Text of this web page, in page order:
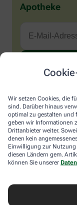
Wir setzen Cookies, die
sind. Darüber hinaus
optimal zu gestalten und
geben wir Informationen
Drittanbieter weiter.
denen kein
Einwilligung zur Nutzung
diesen Ländern gem.
können Sie unserer
Apotheke
Sie
ein
Mensch?
Dann
wählen
Sie
bitte
das
1 2 3
Ich möchte den
Service
GmbH (AHD)
meine E-Mail-
verarbeitet.
Newsletters